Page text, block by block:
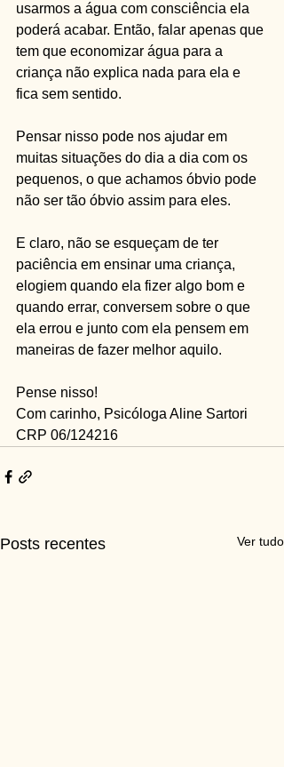
usarmos a água com consciência ela
poderá acabar. Então, falar apenas que
tem que economizar água para a
criança não explica nada para ela e
fica sem sentido.
Pensar nisso pode nos ajudar em
muitas situações do dia a dia com os
pequenos, o que achamos óbvio pode
não ser tão óbvio assim para eles.
E claro, não se esqueçam de ter
paciência em ensinar uma criança,
elogiem quando ela fizer algo bom e
quando errar, conversem sobre o que
ela errou e junto com ela pensem em
maneiras de fazer melhor aquilo.
Pense nisso!
Com carinho, Psicóloga Aline Sartori
CRP 06/124216
Posts recentes Ver tudo